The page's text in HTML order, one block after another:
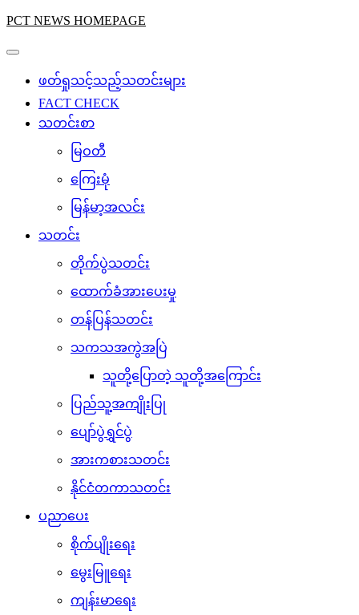
PCT NEWS HOMEPAGE
ဖတ်ရှုသင့်သည့်သတင်းများ
FACT CHECK
သတင်းစာ
မြဝတီ
ကြေးမုံ
မြန်မာ့အလင်း
သတင်း
တိုက်ပွဲသတင်း
ထောက်ခံအားပေးမှု
တန်ပြန်သတင်း
သကသအကွဲအပြဲ
သူတို့ပြောတဲ့ သူတို့အကြောင်း
ပြည်သူ့အကျိုးပြု
ပျော်ပွဲရွှင်ပွဲ
အားကစားသတင်း
နိုင်ငံတကာသတင်း
ပညာပေး
စိုက်ပျိုးရေး
မွေးမြူရေး
ကျန်းမာရေး